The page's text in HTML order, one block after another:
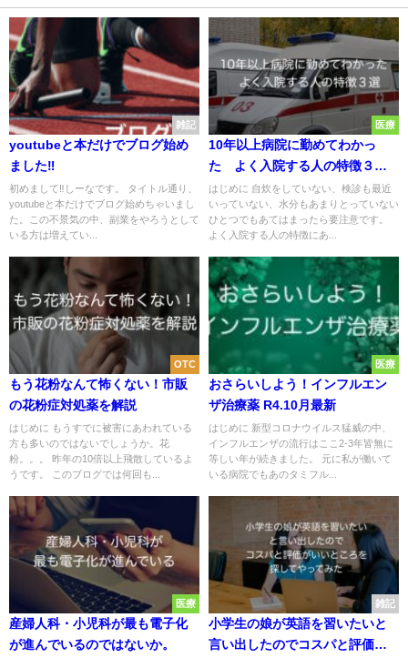
雑記
youtubeと本だけでブログ始め
ました‼
初めまして‼︎しーなです。 タイトル通り、
youtubeと本だけでブログ始めちゃいまし
た。この不景気の中、副業をやろうとして
いる方は増えてい...
医療
10年以上病院に勤めてわかっ
た よく入院する人の特徴３
選
はじめに 自炊をしていない、検診も最近
いっていない、水分もあまりとっていない
ひとつでもあてはまったら要注意です。
よく入院する人の特徴にあ...
OTC
もう花粉なんて怖くない！市販
の花粉症対処薬を解説
はじめに もうすでに被害にあわれている
方も多いのではないでしょうか。花
粉。。。 昨年の10倍以上飛散しているよ
うです。 このブログでは何回も...
医療
おさらいしよう！インフルエン
ザ治療薬 R4.10月最新
はじめに 新型コロナウイルス猛威の中、
インフルエンザの流行はここ2-3年皆無に
等しい年が続きました。 元に私が働いて
いる病院でもあのタミフル...
医療
産婦人科・小児科が最も電子化
が進んでいるのではないか。
雑記
小学生の娘が英語を習いたいと
言い出したのでコスパと評価が